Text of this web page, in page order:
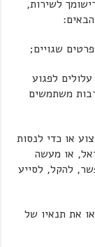
לשירות,
שגויים;
לפגוע
משתמשים
או כדי לנסות
או מעשה
להקל, לסייע
את תנאיו של